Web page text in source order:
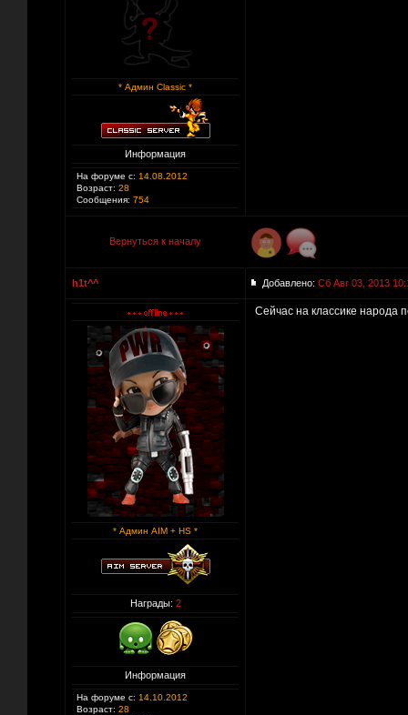
* Админ Classic *
Информация
На форуме с: 14.08.2012
Возраст: 28
Сообщения: 754
Вернуться к началу
h1t^^ Добавлено: Сб Авг 03, 2013
* Админ AIM + HS *
Награды: 2
Информация
На форуме с: 14.10.2012
Возраст: 28
Сейчас на классике народа